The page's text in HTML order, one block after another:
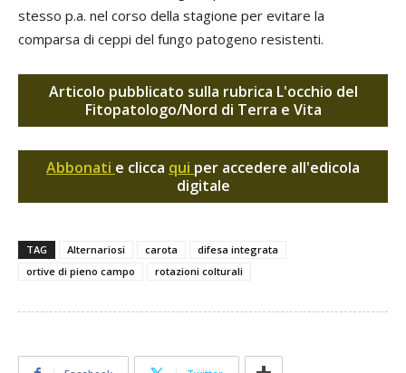
stesso p.a. nel corso della stagione per evitare la
comparsa di ceppi del fungo patogeno resistenti.
Articolo pubblicato sulla rubrica L'occhio del
Fitopatologo/Nord di Terra e Vita
Abbonati e clicca qui per accedere all'edicola
digitale
TAG Alternariosi carota
difesa integrata
ortive di pieno campo
rotazioni colturali